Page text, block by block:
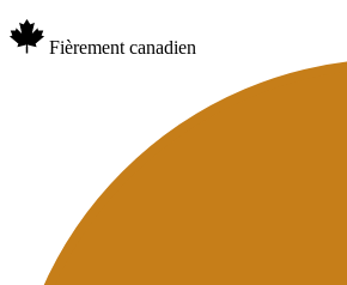
Fièrement canadien